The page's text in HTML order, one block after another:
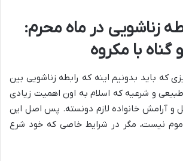
زناشویی در ماه محرم:
گناه با مکروه
که باید بدونیم اینه که رابطه زناشویی بین
و شرعیه که اسلام به اون اهمیت زیادی
و آرامش خانواده لازم دونسته. پس اصل این
نیست، مگر در شرایط خاصی که خود شرع